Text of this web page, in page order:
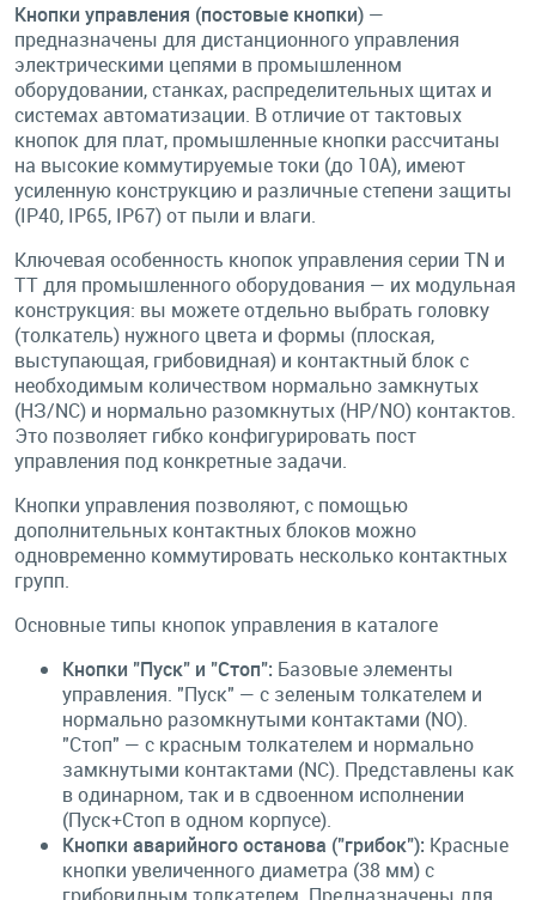
Кнопки управления (постовые кнопки) —
предназначены для дистанционного управления
электрическими цепями в промышленном
оборудовании, станках, распределительных щитах и
системах автоматизации. В отличие от тактовых
кнопок для плат, промышленные кнопки рассчитаны
на высокие коммутируемые токи (до 10А), имеют
усиленную конструкцию и различные степени защиты
(IP40, IP65, IP67) от пыли и влаги.
Ключевая особенность кнопок управления серии TN и
TT для промышленного оборудования — их модульная
конструкция: вы можете отдельно выбрать головку
(толкатель) нужного цвета и формы (плоская,
выступающая, грибовидная) и контактный блок с
необходимым количеством нормально замкнутых
(НЗ/NC) и нормально разомкнутых (НР/NO) контактов.
Это позволяет гибко конфигурировать пост
управления под конкретные задачи.
Кнопки управления позволяют, с помощью
дополнительных контактных блоков можно
одновременно коммутировать несколько контактных
групп.
Основные типы кнопок управления в каталоге
Кнопки "Пуск" и "Стоп": Базовые элементы
управления. "Пуск" — с зеленым толкателем и
нормально разомкнутыми контактами (NO).
"Стоп" — с красным толкателем и нормально
замкнутыми контактами (NC). Представлены как
в одинарном, так и в сдвоенном исполнении
(Пуск+Стоп в одном корпусе).
Кнопки аварийного останова ("грибок"): Красные
кнопки увеличенного диаметра (38 мм) с